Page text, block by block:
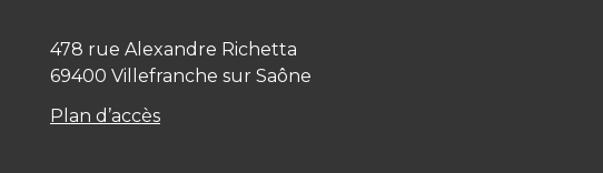
478 rue Alexandre Richetta
69400 Villefranche sur Saône
Plan d’accès